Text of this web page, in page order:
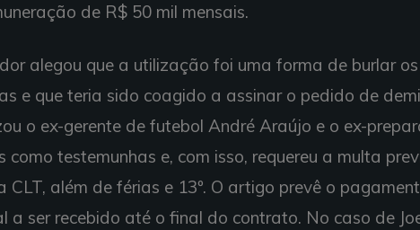
de R$ 50 mil mensais.
alegou que a utilização foi uma forma de burlar os
e que teria sido coagido a assinar o pedido de
o ex-gerente de futebol André Araújo e o ex-
como testemunhas e, com isso, requereu a multa
CLT, além de férias e 13º. O artigo prevê o
a ser recebido até o final do contrato. No caso de